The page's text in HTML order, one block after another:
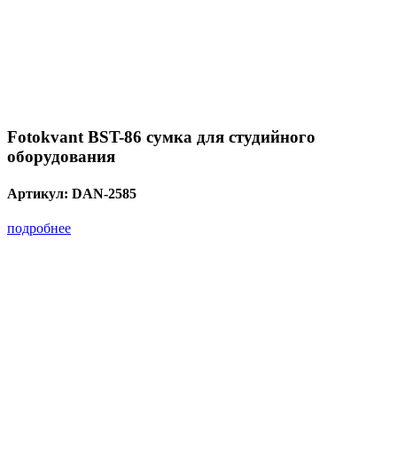
Fotokvant BST-86 сумка для студийного
оборудования
Артикул: DAN-2585
подробнее